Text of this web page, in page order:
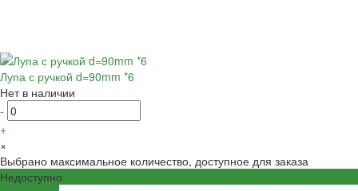
Лупа с ручкой d=90mm *6
Нет в наличии
-
+
×
Выбрано максимальное количество, доступное для заказа
Недоступно